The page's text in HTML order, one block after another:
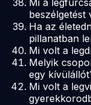
beszélgetést
Ha az
pillanatban
Mi volt a
Melyik
egy
Mi volt a